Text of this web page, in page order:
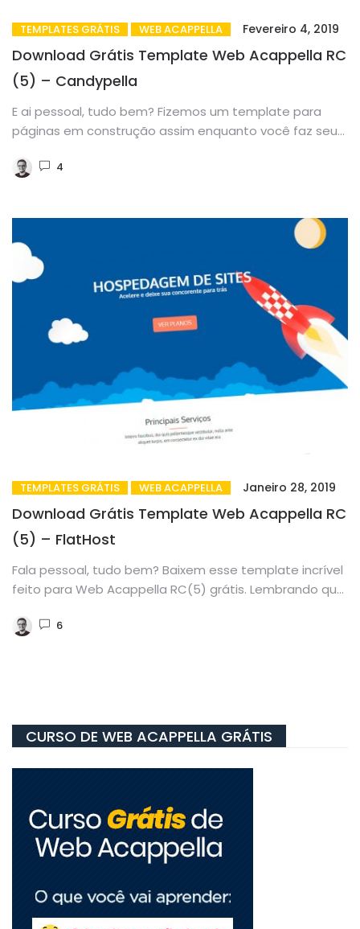
TEMPLATES GRÁTIS WEB ACAPPELLA Fevereiro 4, 2019
Download Grátis Template Web Acappella RC
(5) – Candypella
E ai pessoal, tudo bem? Fizemos um template para
páginas em construção assim enquanto você faz seu
4
TEMPLATES GRÁTIS WEB ACAPPELLA Janeiro 28, 2019
Download Grátis Template Web Acappella RC
(5) – FlatHost
Fala pessoal, tudo bem? Baixem esse template incrível
feito para Web Acappella RC(5) grátis. Lembrando que
6
CURSO DE WEB ACAPPELLA GRÁTIS